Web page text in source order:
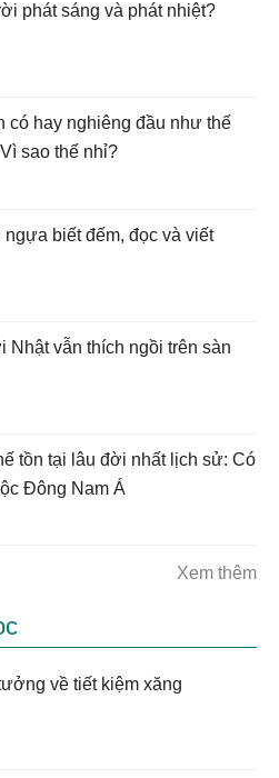
phát sáng và phát nhiệt?
có hay nghiêng đầu như thế
sao thế nhỉ?
ngựa biết đếm, đọc và viết
Nhật vẫn thích ngồi trên sàn
tồn tại lâu đời nhất lịch sử: Có
Đông Nam Á
Xem thêm
về tiết kiệm xăng